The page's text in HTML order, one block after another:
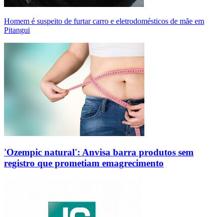
Homem é suspeito de furtar carro e eletrodomésticos de mãe em
Pitangui
'Ozempic natural': Anvisa barra produtos sem
registro que prometiam emagrecimento